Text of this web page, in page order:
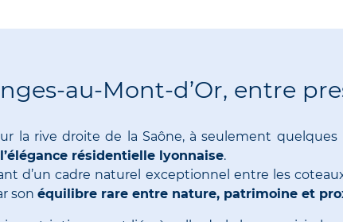
au-Mont-d’Or, entre
la rive droite de la Saône, à seulement
l’élégance résidentielle lyonnaise.
d’un cadre naturel exceptionnel entre les
son équilibre rare entre nature, patrimoine et